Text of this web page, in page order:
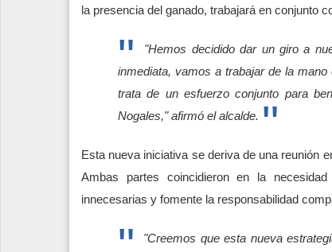
la presencia del ganado, trabajará en conjunto
"Hemos decidido dar un giro a
inmediata, vamos a trabajar de la
trata de un esfuerzo conjunto para
Nogales," afirmó el alcalde.
Esta nueva iniciativa se deriva de una reunión
Ambas partes coincidieron en la
innecesarias y fomente la responsabilidad
"Creemos que esta nueva